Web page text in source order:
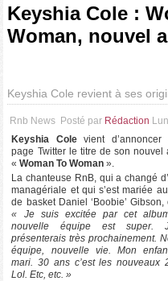
Keyshia Cole :
Woman, nouvel
Keyshia Cole revient à ses
Rnb News Posté par Rédaction
Keyshia Colevient d’annoncer
page Twitter le titre de son nouvel
«Woman To Woman ».
La chanteuse RnB, qui a changé
managériale et qui s’est mariée
de basket Daniel ‘Boobie’ Gibson,
« Je suis excitée par cet
nouvelle équipe est super.
présenterais très prochainement.
équipe, nouvelle vie. Mon
mari. 30 ans c’est les nouveaux
Lol. Etc, etc. »